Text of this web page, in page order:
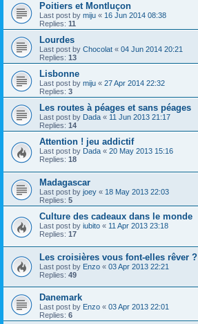
Poitiers et Montluçon
Last post by miju « 16 Jun 2014 08:38
Replies: 11
Lourdes
Last post by Chocolat « 04 Jun 2014 20:21
Replies: 13
Lisbonne
Last post by miju « 27 Apr 2014 22:32
Replies: 3
Les routes à péages et sans péages
Last post by Dada « 11 Jun 2013 21:17
Replies: 14
Attention ! jeu addictif
Last post by Dada « 20 May 2013 15:16
Replies: 18
Madagascar
Last post by joey « 18 May 2013 22:03
Replies: 5
Culture des cadeaux dans le monde
Last post by iubito « 11 Apr 2013 23:18
Replies: 17
Les croisières vous font-elles rêver ?
Last post by Enzo « 03 Apr 2013 22:21
Replies: 49
Danemark
Last post by Enzo « 03 Apr 2013 22:01
Replies: 6